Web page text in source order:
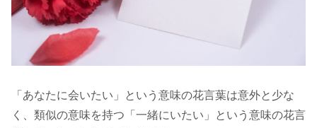
「あなたに会いたい」という意味の花言葉は意外と少な
く、類似の意味を持つ「一緒にいたい」という意味の花言